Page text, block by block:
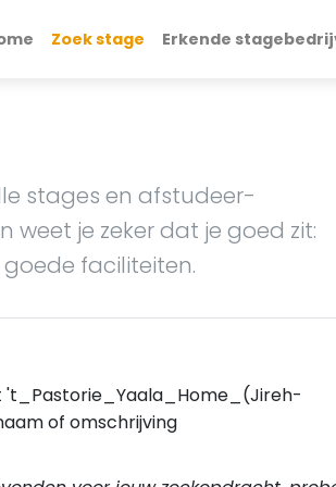
Zoek stage Erkende
stages en afstudeer-
weet je zeker dat je goed zit:
faciliteiten.
't_Pastorie_Yaala_Home_(Jireh-
of omschrijving